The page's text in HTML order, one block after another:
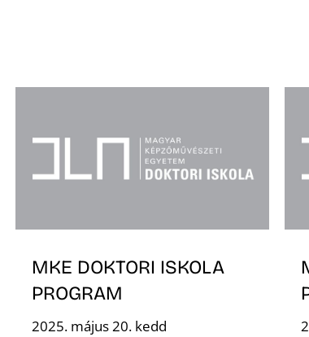
MKE DOKTORI ISKOLA
PROGRAM
2025. május 20. kedd